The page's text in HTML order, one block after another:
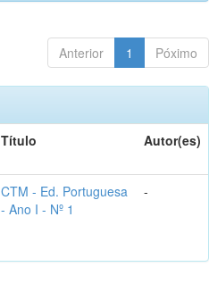
Anterior 1 Póximo
Título Autor(es)
CTM - Ed. Portuguesa
- Ano I - Nº 1
-